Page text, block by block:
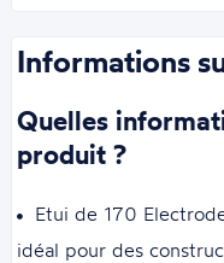
Informations
Quelles
produit ?
Etui de 170
idéal pour des